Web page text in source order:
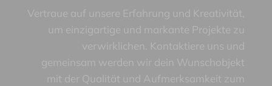
Vertraue auf unsere Erfahrung und Kreativität,
um einzigartige und markante Projekte zu
verwirklichen. Kontaktiere uns und
gemeinsam werden wir dein Wunschobjekt
mit der Qualität und Aufmerksamkeit zum